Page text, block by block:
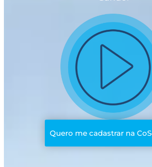
Quero me cadastrar na